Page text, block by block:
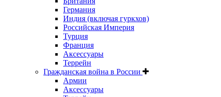
Германия
Индия (включая гуркхов)
Российская Империя
Турция
Франция
Аксессуары
Террейн
Гражданская война в России
Армии
Аксессуары